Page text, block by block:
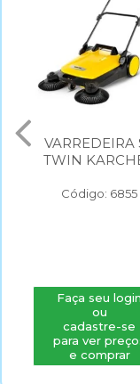
VERTICAL
Código: 6856
Faça seu login
ou
cadastre-se
para ver
e comprar